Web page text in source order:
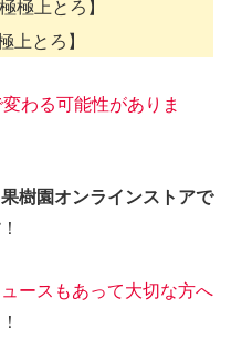
極上とろ】
上とろ】
わる可能性がありま
樹園オンラインストアで
！
ースもあって大切な方へ